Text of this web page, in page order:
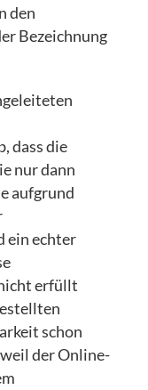
den
Bezeichnung
dass die
nur dann
aufgrund
ein echter
erfüllt
schon
der Online-